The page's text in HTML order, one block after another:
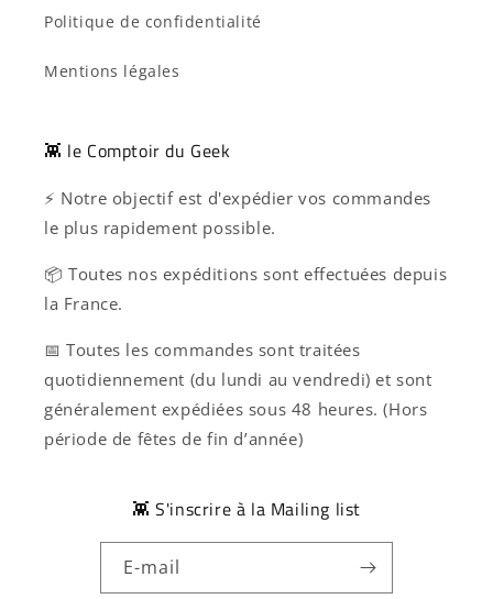
Politique de confidentialité
Mentions légales
👾 le Comptoir du Geek
⚡ Notre objectif est d'expédier vos commandes
le plus rapidement possible.
📦 Toutes nos expéditions sont effectuées depuis
la France.
📅 Toutes les commandes sont traitées
quotidiennement (du lundi au vendredi) et sont
généralement expédiées sous 48 heures. (Hors
période de fêtes de fin d’année)
👾 S'inscrire à la Mailing list
E-mail